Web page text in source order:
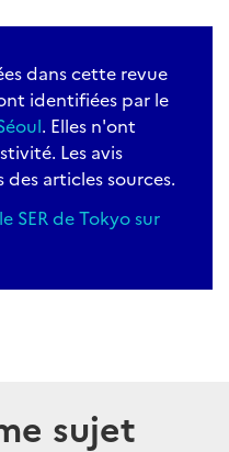
dans cette revue
identifiées par le
. Elles n'ont
Les avis
des articles sources.
SER de Tokyo sur
sujet